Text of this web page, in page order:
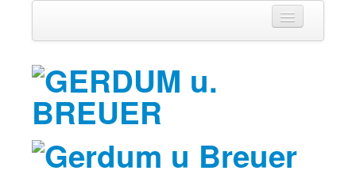
Unternehmen
Leitbild
Firmengeschichte
Referenzen